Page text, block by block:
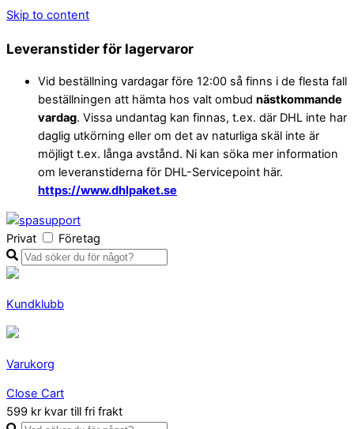
Skip to content
Leveranstider för lagervaror
Vid beställning vardagar före 12:00 så finns i de flesta fall
beställningen att hämta hos valt ombud nästkommande
vardag. Vissa undantag kan finnas, t.ex. där DHL inte har
daglig utkörning eller om det av naturliga skäl inte är
möjligt t.ex. långa avstånd. Ni kan söka mer information
om leveranstiderna för DHL-Servicepoint här.
https://www.dhlpaket.se
Privat Företag
Kundklubb
Varukorg
Close Cart
599 kr kvar till fri frakt